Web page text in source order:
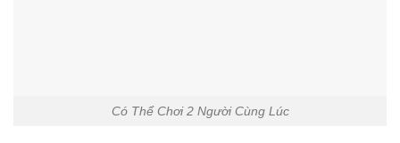
Có Thể Chơi 2 Người Cùng Lúc